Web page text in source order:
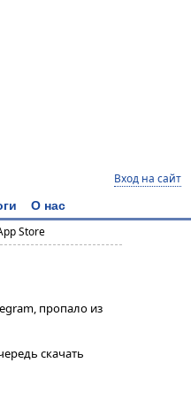
Вход на сайт
О нас
Store
пропало из
скачать